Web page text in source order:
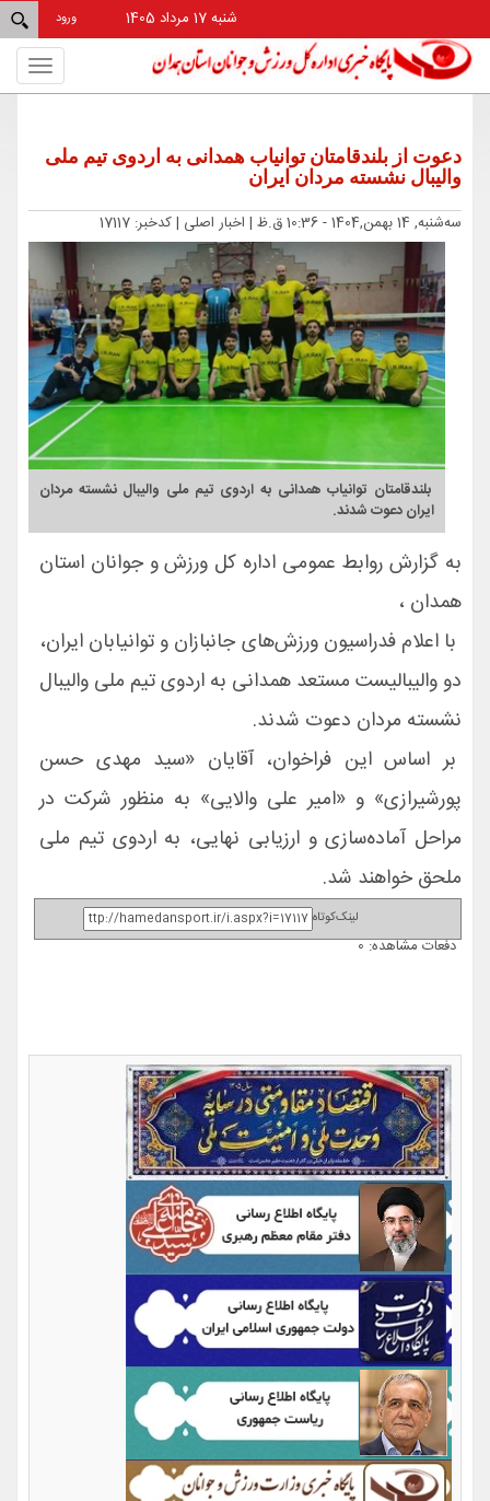
ورود
شنبه 17 مرداد 1405
دعوت از بلندقامتان توانیاب همدانی به اردوی تیم ملی
والیبال نشسته مردان ایران
ﺳﻪشنبه, 14 بهمن,1404 - 10:36 ق.ظ | اخبار اصلی | کدخبر: 17117
بلندقامتان توانیاب همدانی به اردوی تیم ملی والیبال نشسته مردان
ایران دعوت شدند.
به گزارش روابط عمومی اداره کل ورزش و جوانان استان
همدان ،
با اعلام فدراسیون ورزش‌های جانبازان و توانیابان ایران،
دو والیبالیست مستعد همدانی به اردوی تیم ملی والیبال
نشسته مردان دعوت شدند.
بر اساس این فراخوان، آقایان «سید مهدی حسن
پورشیرازی» و «امیر علی والایی» به منظور شرکت در
مراحل آماده‌سازی و ارزیابی نهایی، به اردوی تیم ملی
ملحق خواهند شد.
لینک‌کوتاه
دفعات مشاهده: 0